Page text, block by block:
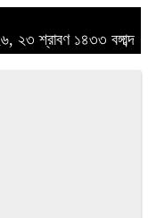
শ্রাবণ ১৪৩৩ বঙ্গাব্দ